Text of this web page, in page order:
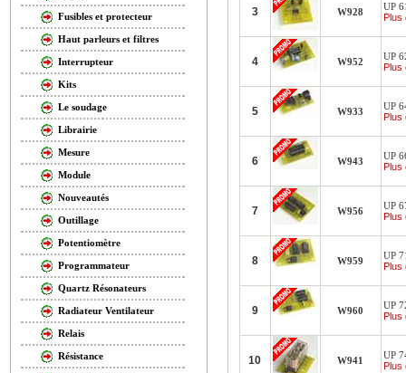
Fusibles et protecteur
Haut parleurs et filtres
Interrupteur
Kits
Le soudage
Librairie
Mesure
Module
Nouveautés
Outillage
Potentiomètre
Programmateur
Quartz Résonateurs
Radiateur Ventilateur
Relais
Résistance
3 W928
UP
Plus
4 W952
UP
Plus
5 W933
UP
Plus
6 W943
UP
Plus
7 W956
UP
Plus
8 W959
UP
Plus
9 W960
UP
Plus
10 W941
UP
Plus